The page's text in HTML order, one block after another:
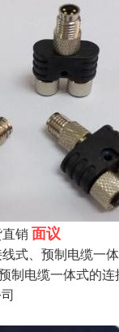
销 面议
式、预制电缆一
制电缆一体式的